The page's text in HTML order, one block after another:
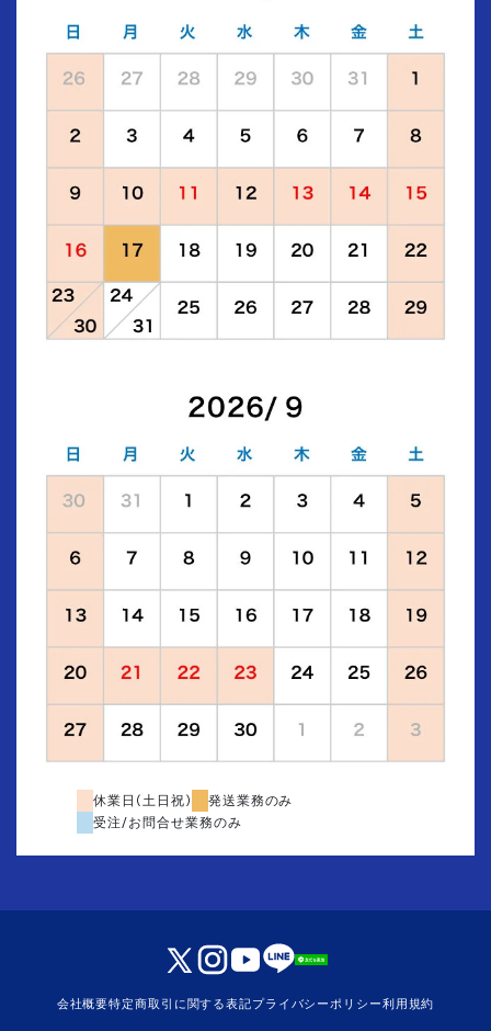
休業日(土日祝)
発送業務のみ
受注/お問合せ業務のみ
会社概要特定商取引に関する表記プライバシーポリシー利用規約